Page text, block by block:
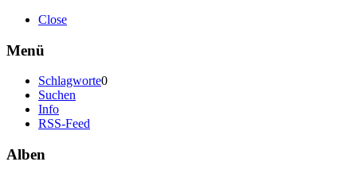
Close
Menü
Schlagworte0
Suchen
Info
RSS-Feed
Alben